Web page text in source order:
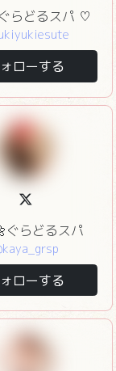
らどるスパ ♡
ローする
ぐらどるスパ
ローする